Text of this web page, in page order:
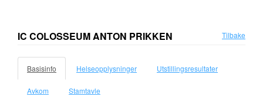
IC COLOSSEUM ANTON PRIKKEN Tilbake
Basisinfo Helseopplysninger Utstillingsresultater
Avkom Stamtavle